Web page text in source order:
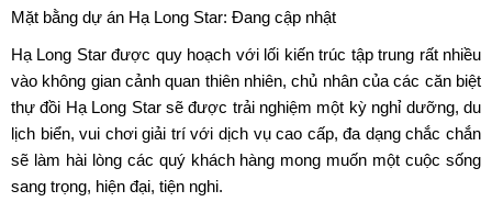
Mặt bằng dự án Hạ Long Star: Đang cập nhật
Hạ Long Star được quy hoạch với lối kiến trúc tập trung rất nhiều
vào không gian cảnh quan thiên nhiên, chủ nhân của các căn biệt
thự đồi Hạ Long Star sẽ được trải nghiệm một kỳ nghỉ dưỡng, du
lịch biển, vui chơi giải trí với dịch vụ cao cấp, đa dạng chắc chắn
sẽ làm hài lòng các quý khách hàng mong muốn một cuộc sống
sang trọng, hiện đại, tiện nghi.